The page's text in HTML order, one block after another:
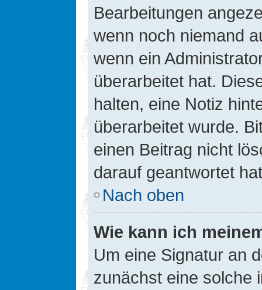
Bearbeitungen
wenn noch niemand
wenn ein
überarbeitet hat.
halten, eine Notiz
überarbeitet wurde.
einen Beitrag nicht
darauf geantwortet
Nach oben
Wie kann ich
Um eine Signatur an
zunächst eine solche